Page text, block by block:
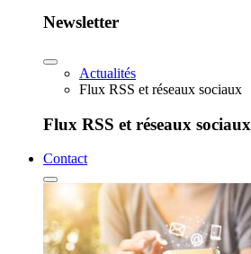
Newsletter
Actualités
Flux RSS et réseaux sociaux
Flux RSS et réseaux sociaux
Contact